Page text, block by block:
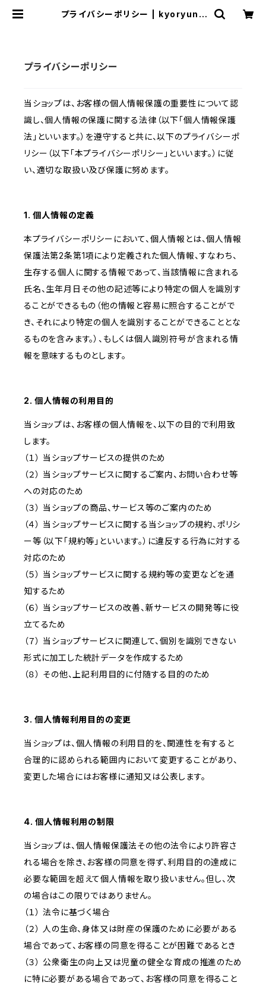
プライバシーポリシー | kyoryuno
プライバシーポリシー
当ショップは、お客様の個人情報保護の重要性について認
識し、個人情報の保護に関する法律（以下「個人情報保護
法」といいます。）を遵守すると共に、以下のプライバシーポ
リシー（以下「本プライバシーポリシー」といいます。）に従
い、適切な取扱い及び保護に努めます。
1. 個人情報の定義
本プライバシーポリシーにおいて、個人情報とは、個人情報
保護法第2条第1項により定義された個人情報、すなわち、
生存する個人に関する情報であって、当該情報に含まれる
氏名、生年月日その他の記述等により特定の個人を識別す
ることができるもの（他の情報と容易に照合することがで
き、それにより特定の個人を識別することができることとな
るものを含みます。）、もしくは個人識別符号が含まれる情
報を意味するものとします。
2. 個人情報の利用目的
当ショップは、お客様の個人情報を、以下の目的で利用致
します。
（１） 当ショップサービスの提供のため
（２） 当ショップサービスに関するご案内、お問い合わせ等
への対応のため
（３） 当ショップの商品、サービス等のご案内のため
（４） 当ショップサービスに関する当ショップの規約、ポリシ
ー等（以下「規約等」といいます。）に違反する行為に対する
対応のため
（５） 当ショップサービスに関する規約等の変更などを通
知するため
（６） 当ショップサービスの改善、新サービスの開発等に役
立てるため
（７） 当ショップサービスに関連して、個別を識別できない
形式に加工した統計データを作成するため
（８） その他、上記利用目的に付随する目的のため
3. 個人情報利用目的の変更
当ショップは、個人情報の利用目的を、関連性を有すると
合理的に認められる範囲内において変更することがあり、
変更した場合にはお客様に通知又は公表します。
4. 個人情報利用の制限
当ショップは、個人情報保護法その他の法令により許容さ
れる場合を除き、お客様の同意を得ず、利用目的の達成に
必要な範囲を超えて個人情報を取り扱いません。但し、次
の場合はこの限りではありません。
（１） 法令に基づく場合
（２） 人の生命、身体又は財産の保護のために必要がある
場合であって、お客様の同意を得ることが困難であるとき
（３） 公衆衛生の向上又は児童の健全な育成の推進のため
に特に必要がある場合であって、お客様の同意を得ること